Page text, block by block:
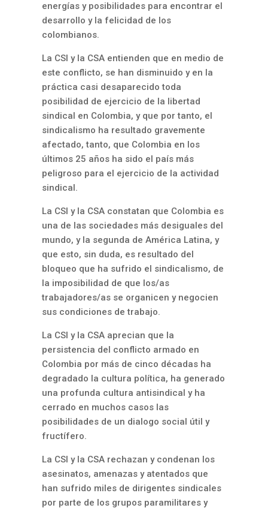
energías y posibilidades para encontrar el
desarrollo y la felicidad de los
colombianos.
La CSI y la CSA entienden que en medio de
este conflicto, se han disminuido y en la
práctica casi desaparecido toda
posibilidad de ejercicio de la libertad
sindical en Colombia, y que por tanto, el
sindicalismo ha resultado gravemente
afectado, tanto, que Colombia en los
últimos 25 años ha sido el país más
peligroso para el ejercicio de la actividad
sindical.
La CSI y la CSA constatan que Colombia es
una de las sociedades más desiguales del
mundo, y la segunda de América Latina, y
que esto, sin duda, es resultado del
bloqueo que ha sufrido el sindicalismo, de
la imposibilidad de que los/as
trabajadores/as se organicen y negocien
sus condiciones de trabajo.
La CSI y la CSA aprecian que la
persistencia del conflicto armado en
Colombia por más de cinco décadas ha
degradado la cultura política, ha generado
una profunda cultura antisindical y ha
cerrado en muchos casos las
posibilidades de un dialogo social útil y
fructífero.
La CSI y la CSA rechazan y condenan los
asesinatos, amenazas y atentados que
han sufrido miles de dirigentes sindicales
por parte de los grupos paramilitares y